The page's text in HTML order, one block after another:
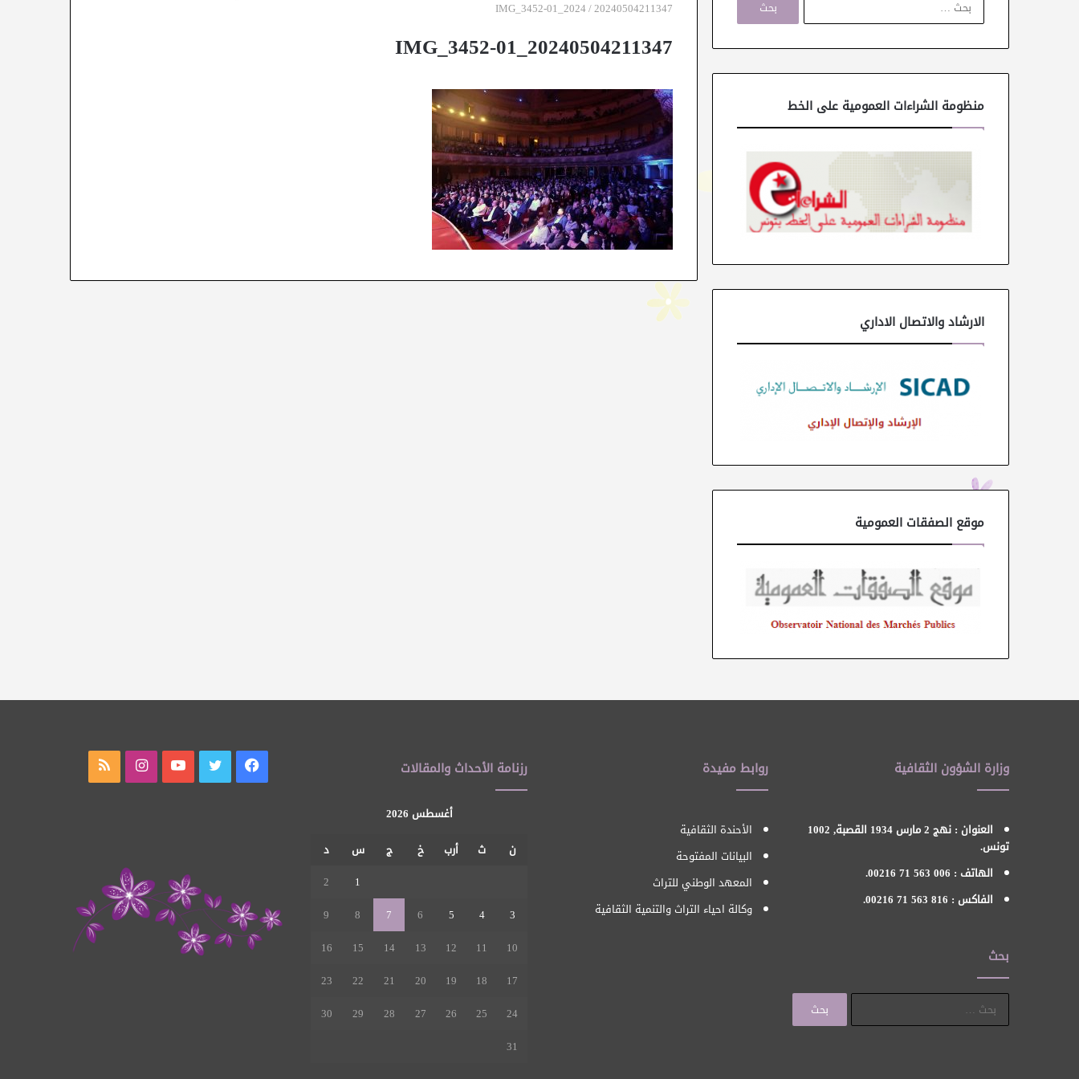
2024/20240504211347_IMG_3452-01
20240504211347_IMG_3452-01
ح
ن
منظومة الشراءات العمومية على الخط
الارشاد والاتصال الاداري
موقع الصفقات العمومية
وزارة الشؤون الثقافية
العنوان : نهج 2 مارس 1934 القصبة, 1002
تونس.
الهاتف : 006 563 71 00216.
الفاكس : 816 563 71 00216.
بحث
روابط مفيدة
الأحندة الثقافية
البيانات المفتوحة
المعهد الوطني للتراث
وكالة احياء التراث والتنمية الثقافية
رزنامة الأحداث والمقالات
أغسطس 2026
ن
ث أرب خ ج س
د
1
2
3
4
5
6
7
8
9
10
11
12
13
14
15
16
17
18
19
20
21
22
23
24
25
26
27
28
29
30
31
فيسبوك تويتر يوتيوب انستقرام